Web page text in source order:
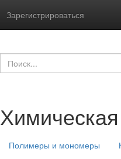
Зарегистрироваться
Полимеры и мономеры